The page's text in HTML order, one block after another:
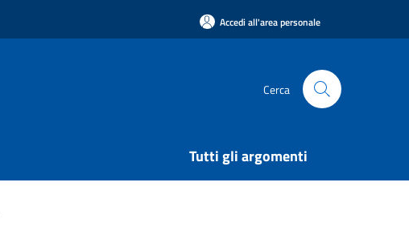
Accedi all'area personale
Cerca
Tutti gli argomenti